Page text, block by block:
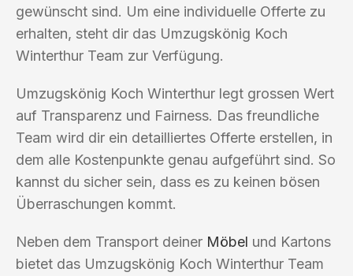
gewünscht sind. Um eine individuelle Offerte zu
erhalten, steht dir das Umzugskönig Koch
Winterthur Team zur Verfügung.
Umzugskönig Koch Winterthur legt grossen Wert
auf Transparenz und Fairness. Das freundliche
Team wird dir ein detailliertes Offerte erstellen, in
dem alle Kostenpunkte genau aufgeführt sind. So
kannst du sicher sein, dass es zu keinen bösen
Überraschungen kommt.
Neben dem Transport deiner Möbel und Kartons
bietet das Umzugskönig Koch Winterthur Team